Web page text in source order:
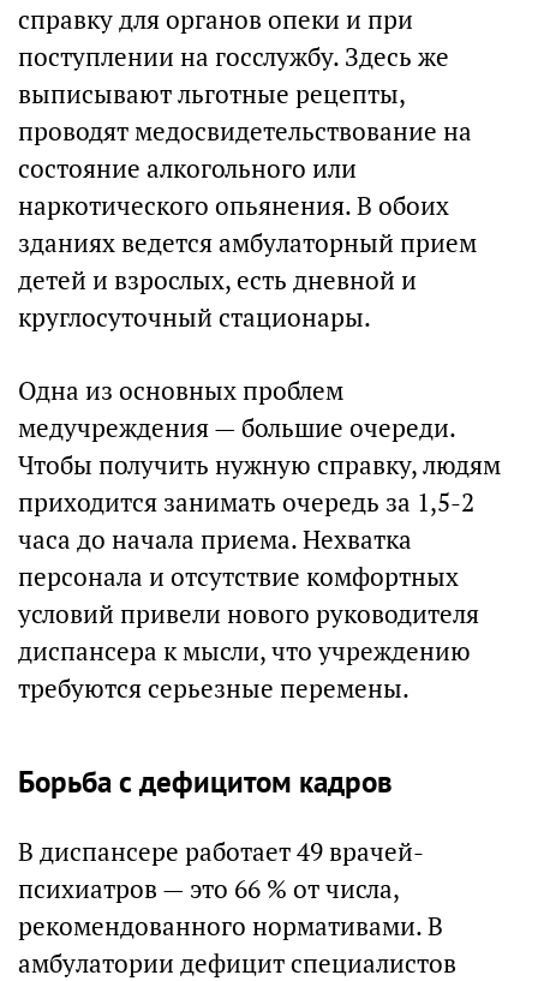
справку для органов опеки и при
поступлении на госслужбу. Здесь же
выписывают льготные рецепты,
проводят медосвидетельствование на
состояние алкогольного или
наркотического опьянения. В обоих
зданиях ведется амбулаторный прием
детей и взрослых, есть дневной и
круглосуточный стационары.
Одна из основных проблем
медучреждения — большие очереди.
Чтобы получить нужную справку, людям
приходится занимать очередь за 1,5-2
часа до начала приема. Нехватка
персонала и отсутствие комфортных
условий привели нового руководителя
диспансера к мысли, что учреждению
требуются серьезные перемены.
Борьба с дефицитом кадров
В диспансере работает 49 врачей-
психиатров — это 66 % от числа,
рекомендованного нормативами. В
амбулатории дефицит специалистов